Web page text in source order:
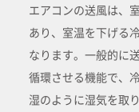
エアコンの送風は、
あり、室温を下げる
なります。一般的に
循環させる機能で、
湿のように湿気を取